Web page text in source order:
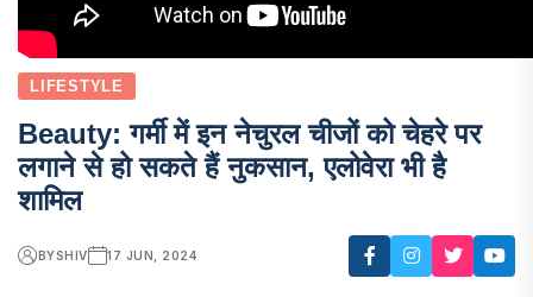
LIFESTYLE
Beauty: गर्मी में इन नेचुरल चीजों को चेहरे पर
लगाने से हो सकते हैं नुकसान, एलोवेरा भी है
शामिल
BYSHIV 17 JUN, 2024